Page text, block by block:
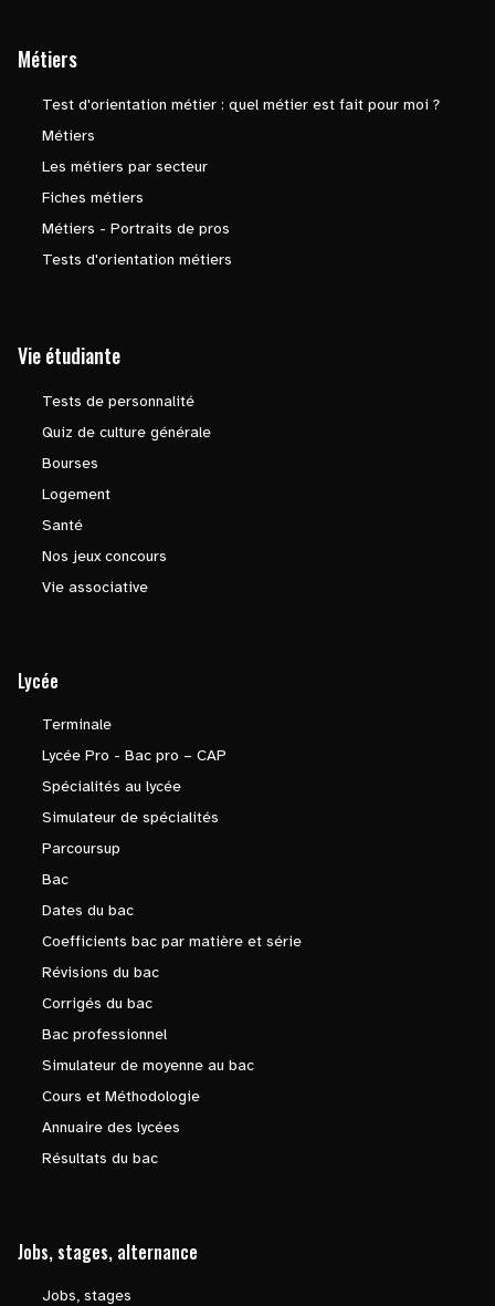
Métiers
Test d'orientation métier : quel métier est fait pour moi ?
Métiers
Les métiers par secteur
Fiches métiers
Métiers - Portraits de pros
Tests d'orientation métiers
Vie étudiante
Tests de personnalité
Quiz de culture générale
Bourses
Logement
Santé
Nos jeux concours
Vie associative
Lycée
Terminale
Lycée Pro - Bac pro – CAP
Spécialités au lycée
Simulateur de spécialités
Parcoursup
Bac
Dates du bac
Coefficients bac par matière et série
Révisions du bac
Corrigés du bac
Bac professionnel
Simulateur de moyenne au bac
Cours et Méthodologie
Annuaire des lycées
Résultats du bac
Jobs, stages, alternance
Jobs, stages